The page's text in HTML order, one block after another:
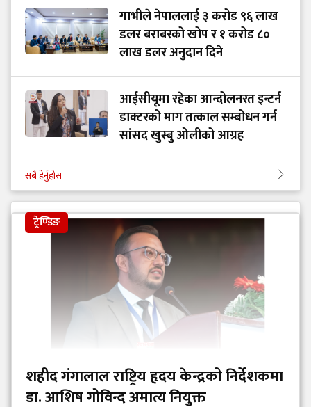
गाभीले नेपाललाई ३ करोड ९६ लाख
डलर बराबरको खोप र १ करोड ८०
लाख डलर अनुदान दिने
आईसीयूमा रहेका आन्दोलनरत इन्टर्न
डाक्टरको माग तत्काल सम्बोधन गर्न
सांसद खुस्बु ओलीको आग्रह
सबै हेर्नुहोस
ट्रेण्डिङ
शहीद गंगालाल राष्ट्रिय हृदय केन्द्रको निर्देशकमा
डा. आशिष गोविन्द अमात्य नियुक्त